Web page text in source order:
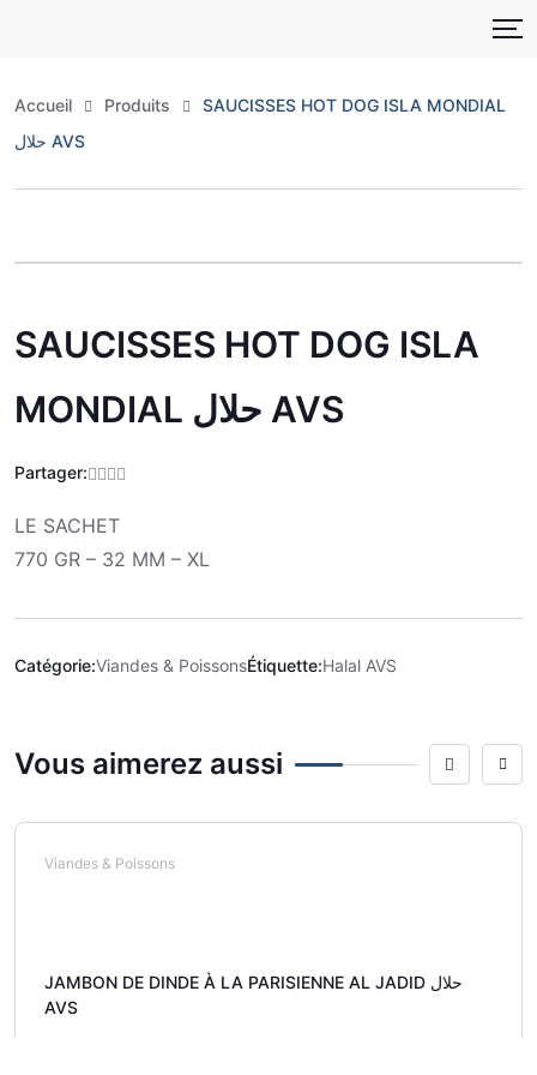
Accueil Produits
SAUCISSES HOT DOG ISLA MONDIAL
حلال AVS
SAUCISSES HOT DOG ISLA
MONDIAL حلال AVS
Partager:
LE SACHET
770 GR – 32 MM – XL
Catégorie:Viandes & PoissonsÉtiquette:Halal AVS
Vous aimerez aussi
Viandes & Poissons
JAMBON DE DINDE À LA PARISIENNE AL JADID حلال
AVS